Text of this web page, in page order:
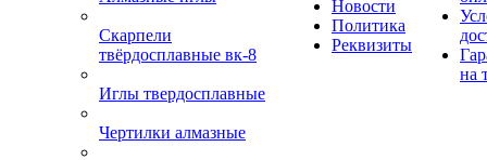
Скарпели
твёрдосплавные вк-8
Иглы твердосплавные
Чертилки алмазные
Новости
Политика
Реквизиты
на